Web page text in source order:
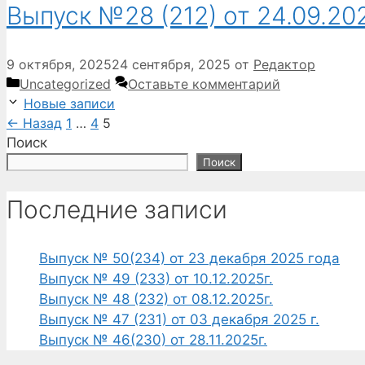
Выпуск №28 (212) от
9 октября, 202524 сентября, 2025 от Редактор
Рубрики
Uncategorized
Оставьте комментарий
Новые записи
← Назад Страница
1 … Страница
4 Страница
5
Поиск
Поиск
Последние записи
Выпуск № 50(234) от 23 декабря 2025 года
Выпуск № 49 (233) от 10.12.2025г.
Выпуск № 48 (232) от 08.12.2025г.
Выпуск № 47 (231) от 03 декабря 2025 г.
Выпуск № 46(230) от 28.11.2025г.